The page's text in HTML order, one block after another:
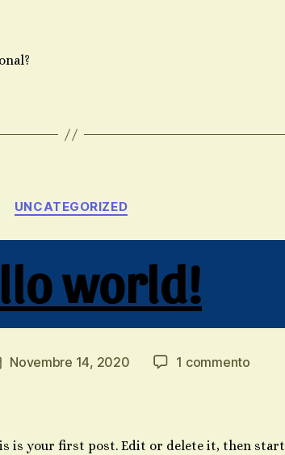
Categorie
UNCATEGORIZED
world!
Novembre 14, 2020 1 commentosu
is your first post. Edit or delete it, then start